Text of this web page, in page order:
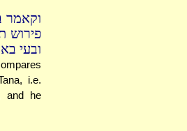
וקאמר
פירוש
ובעי
i.e.
and he